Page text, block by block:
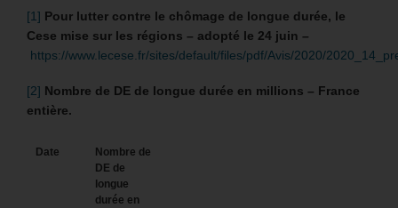
[1] Pour lutter contre le chômage de longue durée, le
Cese mise sur les régions – adopté le 24 juin –
https://www.lecese.fr/sites/default/files/pdf/Avis/2020/
[2] Nombre de DE de longue durée en millions – France
entière.
Date
Nombre de
DE de
longue
durée en